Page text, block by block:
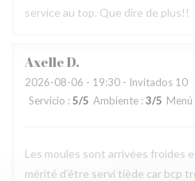
service au top. Que dire de plus!!
AxelleD
2026-08-06 - 19:30 - Invitados 10
Servicio : 5/5 Ambiente : 3/5 Menú
Les moules sont arrivées froides
mérité d’être servi tiède car bcp